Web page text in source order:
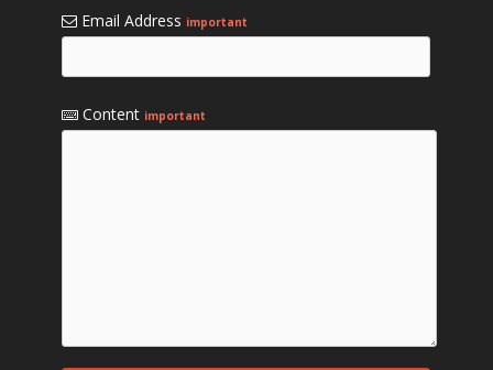
Email Address important
Content important